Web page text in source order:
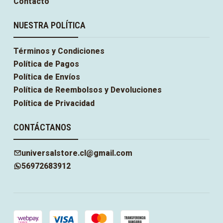
NUESTRA POLÍTICA
Términos y Condiciones
Política de Pagos
Política de Envíos
Política de Reembolsos y Devoluciones
Política de Privacidad
CONTÁCTANOS
universalstore.cl@gmail.com
56972683912